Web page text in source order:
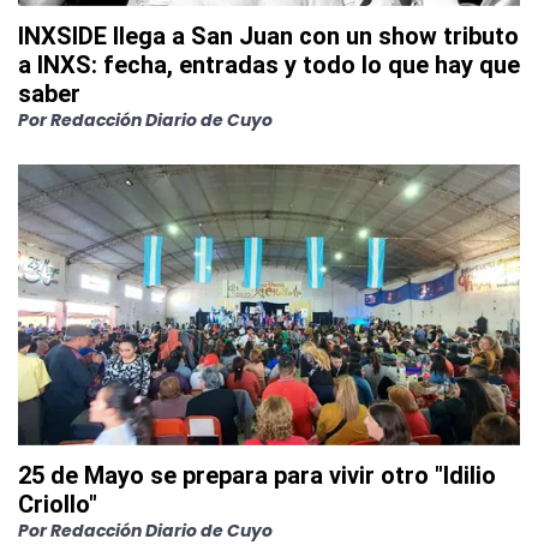
INXSIDE llega a San Juan con un show tributo
a INXS: fecha, entradas y todo lo que hay que
saber
PorRedacción Diario de Cuyo
25 de Mayo se prepara para vivir otro "Idilio
Criollo"
PorRedacción Diario de Cuyo